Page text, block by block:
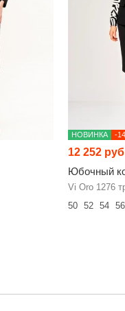
НОВИНКА -
12 252 руб
Юбочный
Vi Oro 1276
50
52 54 56